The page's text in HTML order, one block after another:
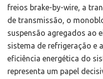
freios brake-by-wire, a
de transmissão, o
suspensão agregados ao
sistema de refrigeração e
eficiência energética do
representa um papel